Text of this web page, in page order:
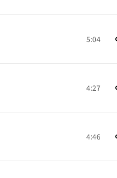
5:04
4:27
4:46